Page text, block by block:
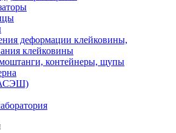
деформации клейковины,
клейковины
контейнеры, щупы